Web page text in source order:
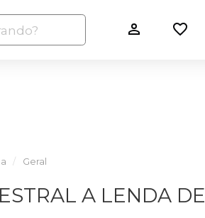
Geral
A LENDA DE